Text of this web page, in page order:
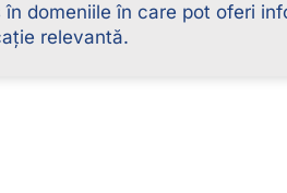
domeniile în care pot oferi
relevantă.